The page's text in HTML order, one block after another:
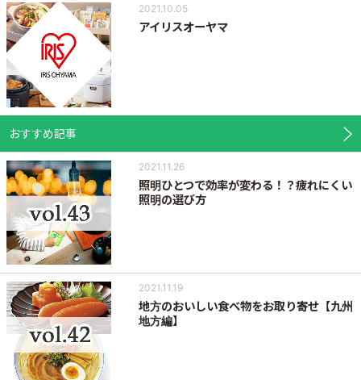
2021.10.05
アイリスオーヤマ
おすすめ記事
2021.11.26
照明ひとつで効率が変わる！？疲れにくい
照明の選び方
2021.11.19
地方のおいしい食べ物をお取り寄せ【九州
地方編】